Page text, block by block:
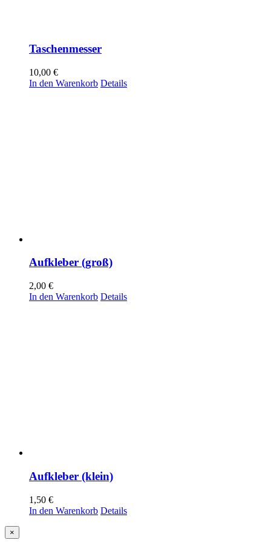
Taschenmesser
10,00 €
In den Warenkorb Details
Aufkleber (groß)
2,00 €
In den Warenkorb Details
Aufkleber (klein)
1,50 €
In den Warenkorb Details
Close
product
×